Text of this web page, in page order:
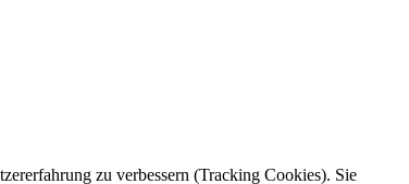
zu verbessern (Tracking Cookies). Sie